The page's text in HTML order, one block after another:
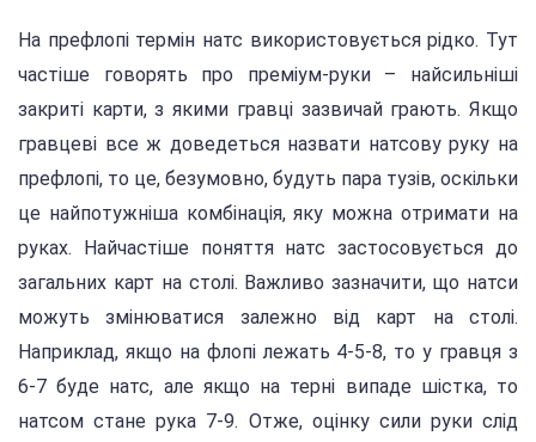
На префлопі термін натс використовується рідко. Тут
частіше говорять про преміум-руки – найсильніші
закриті карти, з якими гравці зазвичай грають. Якщо
гравцеві все ж доведеться назвати натсову руку на
префлопі, то це, безумовно, будуть пара тузів, оскільки
це найпотужніша комбінація, яку можна отримати на
руках. Найчастіше поняття натс застосовується до
загальних карт на столі. Важливо зазначити, що натси
можуть змінюватися залежно від карт на столі.
Наприклад, якщо на флопі лежать 4-5-8, то у гравця з
6-7 буде натс, але якщо на терні випаде шістка, то
натсом стане рука 7-9. Отже, оцінку сили руки слід